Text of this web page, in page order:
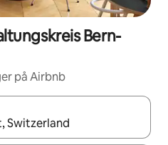
Bern-
på Airbnb
skal du navigere med